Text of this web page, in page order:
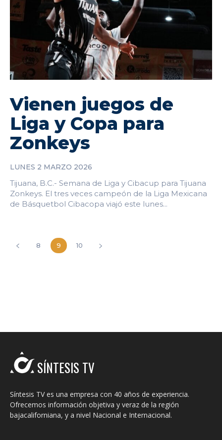
Vienen juegos de
Liga y Copa para
Zonkeys
LUNES 2 MARZO 2026
Tijuana, B.C.- Semana de Liga y Cibacup para Tijuana
Zonkeys. El tres veces campeón de la Liga Mexicana
de Básquetbol Cibacopa viajó este lunes...
8 9 10
SÍNTESIS TV
Síntesis TV es una empresa con 40 años de experiencia.
Ofrecemos información objetiva y veraz de la región
bajacaliforniana, y a nivel Nacional e Internacional.